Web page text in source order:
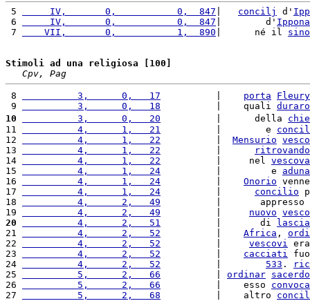
5
     IV,       0,           0,  847
concilj d'
6
     IV,       0,           0,  847
|        d' Ippona
7
    VII,       0,           1,  890
|      né il
Stimoli ad una religiosa [100]
Cpv, Pag
8
          3,      0,   17
porta
Fleury
9
          3,      0,   18
          |    quali
10
          3,      0,   20
          |      della
11
          4,      1,   21
          |        e
12
          4,      1,   22
Mensurio
13
          4,      1,   22
14
          4,      1,   22
          |     nel
15
          4,      1,   24
          |         e
16
          4,      1,   24
Onorio
17
          4,      1,   24
concilio
18
          4,      2,   49
          |       appresso
19
          4,      2,   49
nuovo
20
          4,      2,   51
          |       di
21
          4,      2,   52
Africa ,
22
          4,      2,   52
vescovi
23
          4,      2,   52
cacciati
24
          4,      2,   52
533 .
25
          5,      2,   66
ordinar
26
          5,      2,   66
          |    esso
27
          5,      2,   68
          |    altro